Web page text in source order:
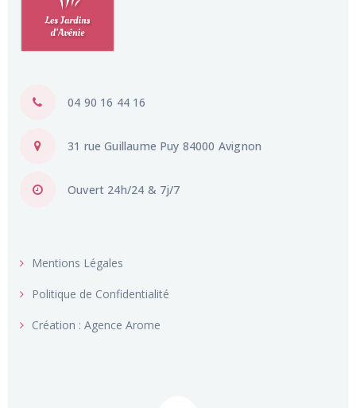
04 90 16 44 16
31 rue Guillaume Puy 84000 Avignon
Ouvert 24h/24 & 7j/7
Mentions Légales
Politique de Confidentialité
Création : Agence Arome